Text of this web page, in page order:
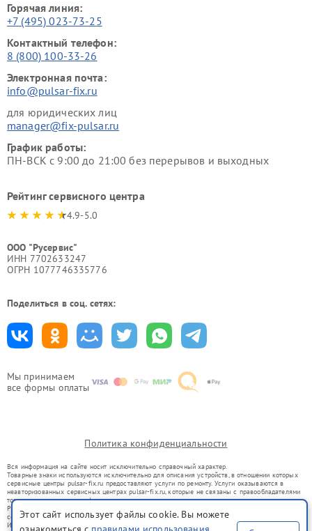
Мы принимаем
все формы оплаты
Горячая линия:
+7 (495) 023-73-25
Контактный телефон:
8 (800) 100-33-26
Электронная почта:
info@pulsar-fix.ru
для юридических лиц
manager@fix-pulsar.ru
График работы:
ПН-ВСК с 9:00 до 21:00 без перерывов и выходных
Рейтинг сервисного центра
4.9-5.0
ООО "Русервис"
ИНН 7702633247
ОГРН 1077746335776
Поделиться в соц. сетях:
Политика конфиденциальности
Вся информация на сайте носит исключительно справочный характер.
Товарные знаки используются исключительно для описания устройств, в отношении которых
сервисные центры pulsar-fix.ru предоставляют услуги по ремонту. Услуги оказываются в
неавторизованных сервисных центрах pulsar-fix.ru, которые не связаны с правообладателями
товарных знаков или их официальными представителями.
Ремонт осуществляется для устройств, уже введенных в гражданский оборот в соответствии
со статьей 1487 ГК РФ.
Использование товарных знаков не преследует цели индивидуализации услуг или введения
Этот сайт использует файлы cookie. Вы можете